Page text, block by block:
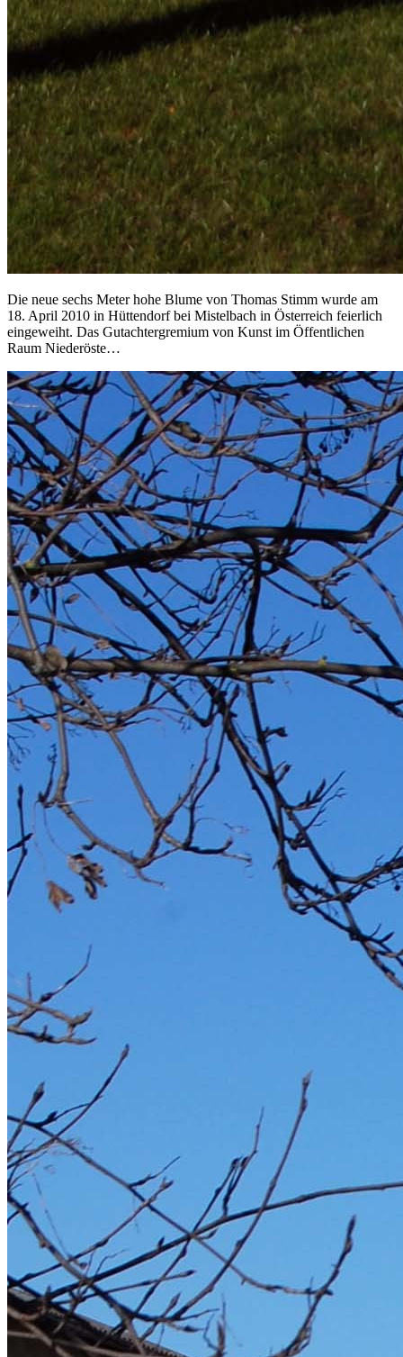
Die neue sechs Meter hohe Blume von Thomas Stimm wurde am
18. April 2010 in Hüttendorf bei Mistelbach in Österreich feierlich
eingeweiht. Das Gutachtergremium von Kunst im Öffentlichen
Raum Niederöste…